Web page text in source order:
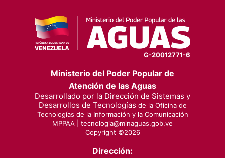
G-20012771-6
Ministerio del Poder Popular de
Atención de las Aguas
Desarrollado por la Dirección de Sistemas y
Desarrollos de Tecnologías de la Oficina de
Tecnologías de la Información y la Comunicación
MPPAA | tecnologia@minaguas.gob.ve
Copyright ©2026
Dirección: